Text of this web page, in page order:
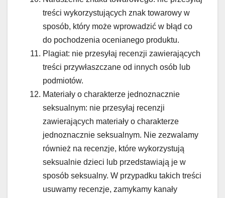
treści wykorzystujących znak towarowy w
sposób, który może wprowadzić w błąd co
do pochodzenia ocenianego produktu.
Plagiat: nie przesyłaj recenzji zawierających
treści przywłaszczane od innych osób lub
podmiotów.
Materiały o charakterze jednoznacznie
seksualnym: nie przesyłaj recenzji
zawierających materiały o charakterze
jednoznacznie seksualnym. Nie zezwalamy
również na recenzje, które wykorzystują
seksualnie dzieci lub przedstawiają je w
sposób seksualny. W przypadku takich treści
usuwamy recenzje, zamykamy kanały